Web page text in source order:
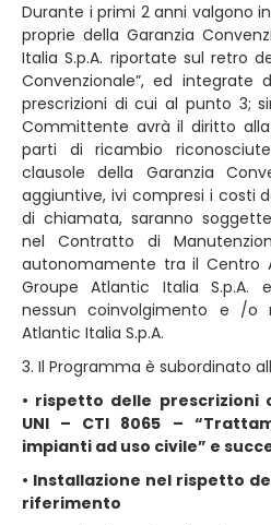
Durante i primi 2 anni valgono
proprie della Garanzia
Italia S.p.A. riportate sul retro
Convenzionale”, ed integrate
prescrizioni di cui al punto 3;
Committente avrà il diritto alla
parti di ricambio
clausole della Garanzia
aggiuntive, ivi compresi i costi
di chiamata, saranno
nel Contratto di
autonomamente tra il Centro
Groupe Atlantic Italia S.p.A.
nessun coinvolgimento e /o
Atlantic Italia S.p.A.
3. Il Programma è subordinato
• rispetto delle prescrizioni
UNI – CTI 8065 –
impianti ad uso civile” e
• Installazione nel rispetto
riferimento